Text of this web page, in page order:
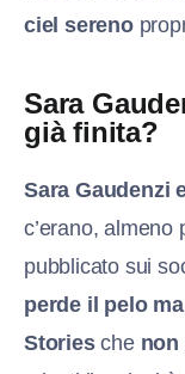
ciel sereno
Sara
già finita?
Sara Gaudenzi
c’erano, almeno
pubblicato sui
perde il pelo
Storiesche non